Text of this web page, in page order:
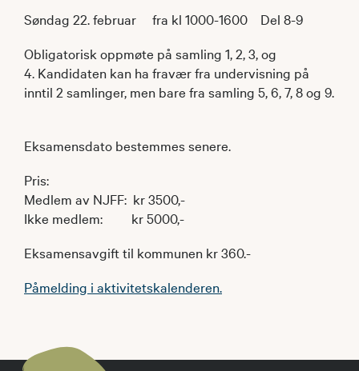
Søndag 22. februar fra kl 1000-1600 Del 8-9
Obligatorisk oppmøte på samling 1, 2, 3, og
4. Kandidaten kan ha fravær fra undervisning på
inntil 2 samlinger, men bare fra samling 5, 6, 7, 8 og 9.
Eksamensdato bestemmes senere.
Pris:
Medlem av NJFF: kr 3500,-
Ikke medlem: kr 5000,-
Eksamensavgift til kommunen kr 360.-
Påmelding i aktivitetskalenderen.